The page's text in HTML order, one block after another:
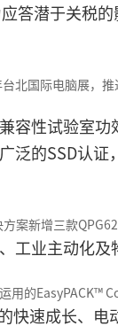
答潜于关税
北国际电脑展，
容性试验室
泛的SSD认证
案新增三款
工业主动化及
用的EasyPACK™
快速成长、电